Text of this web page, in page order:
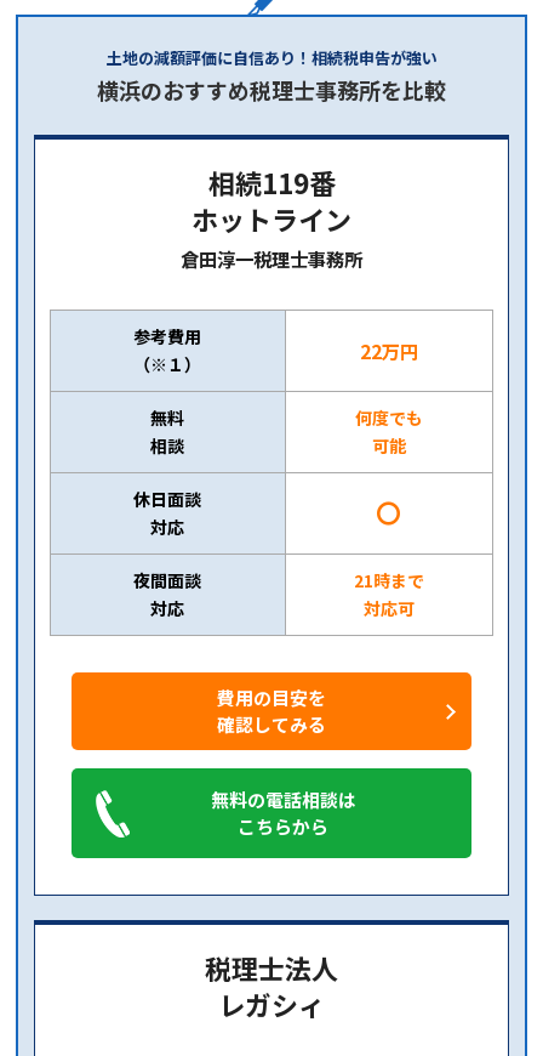
土地の減額評価に自信あり！相続税申告が強い
横浜のおすすめ税理士事務所を比較
相続119番
ホットライン
倉田淳一税理士事務所
参考費用
（※１）
22万円
無料
相談
何度でも
可能
休日面談
対応
〇
夜間面談
対応
21時まで
対応可
費用の目安を
確認してみる
無料の電話相談は
こちらから
税理士法人
レガシィ